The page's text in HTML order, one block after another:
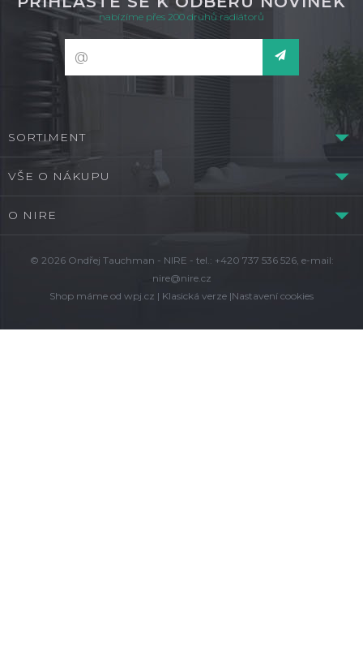
nabízíme přes 200 druhů radiátorů
SORTIMENT
VŠE O NÁKUPU
O NIRE
© 2026 Ondřej Tauchman - NIRE - tel.: +420 737 536 526, e-mail:
nire@nire.cz
Shop máme od wpj.cz | Klasická verze |Nastavení cookies